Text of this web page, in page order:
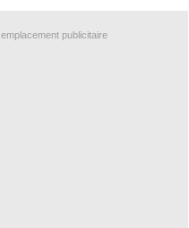
emplacement publicitaire